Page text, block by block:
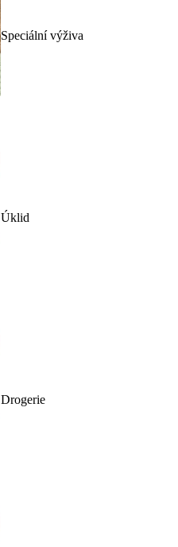
Speciální výživa
Úklid
Drogerie